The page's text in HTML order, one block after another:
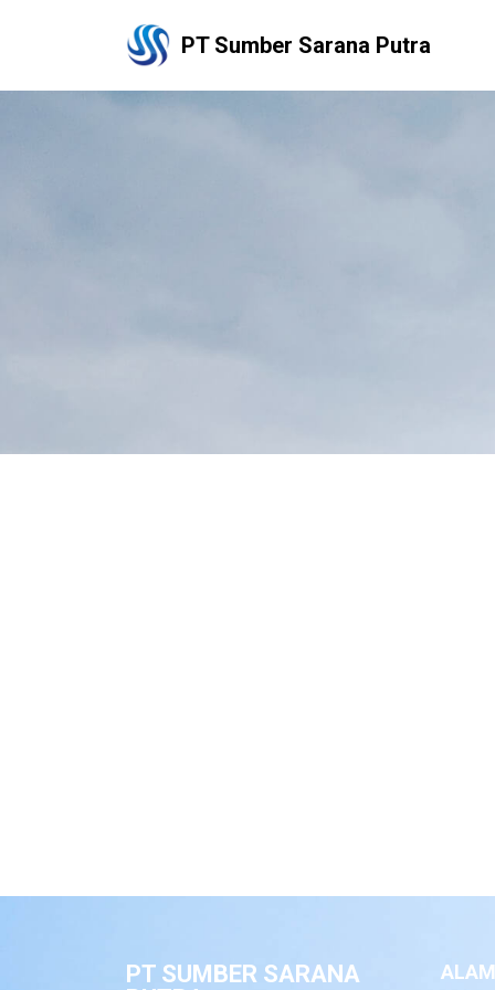
PT Sumber Sarana Putra
PT SUMBER SARANA